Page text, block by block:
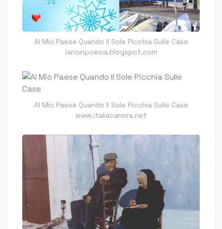
Al Mio Paese Quando Il Sole Picchia Sulle Case
larioinpoesia.blogspot.com
Al Mio Paese Quando Il Sole Picchia Sulle Case
www.italiacanora.net